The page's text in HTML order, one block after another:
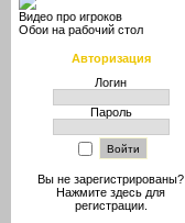
Видео про игроков
Обои на рабочий стол
Авторизация
Логин
Пароль
Вы не зарегистрированы?
Нажмите здесь для
регистрации.